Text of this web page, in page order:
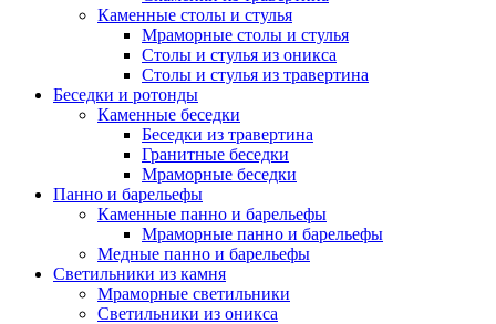
Каменные столы и стулья
Мраморные столы и стулья
Столы и стулья из оникса
Столы и стулья из травертина
Беседки и ротонды
Каменные беседки
Беседки из травертина
Гранитные беседки
Мраморные беседки
Панно и барельефы
Каменные панно и барельефы
Мраморные панно и барельефы
Медные панно и барельефы
Светильники из камня
Мраморные светильники
Светильники из оникса